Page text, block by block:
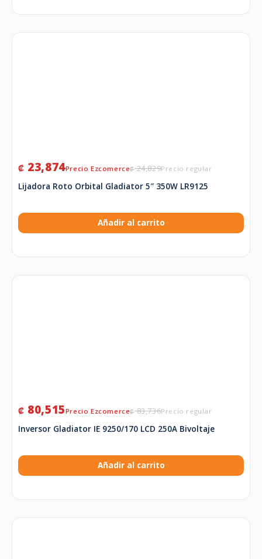
₡24,829
₡ 23,874
Lijadora Roto Orbital Gladiator 5″ 350W LR9125
Añadir al carrito
₡83,736
₡ 80,515
Inversor Gladiator IE 9250/170 LCD 250A Bivoltaje
Añadir al carrito